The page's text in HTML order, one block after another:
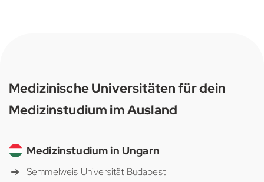
Medizinische Universitäten für dein
Medizinstudium im Ausland
Medizinstudium in Ungarn
Semmelweis Universität Budapest